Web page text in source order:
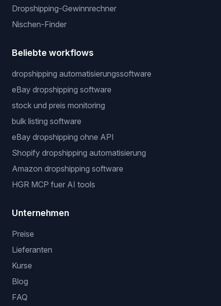
Dropshipping-Gewinnrechner
Nischen-Finder
Beliebte workflows
dropshipping automatisierungssoftware
eBay dropshipping software
stock und preis monitoring
bulk listing software
eBay dropshipping ohne API
Shopify dropshipping automatisierung
Amazon dropshipping software
HGR MCP fuer AI tools
Unternehmen
Preise
Lieferanten
Kurse
Blog
FAQ